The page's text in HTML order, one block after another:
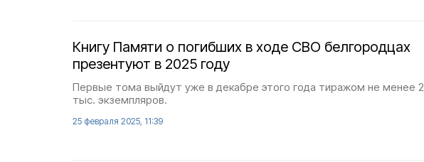
Книгу Памяти о погибших в ходе СВО белгородцах
презентуют в 2025 году
Первые тома выйдут уже в декабре этого года тиражом не менее 2
тыс. экземпляров.
25 февраля 2025, 11:39